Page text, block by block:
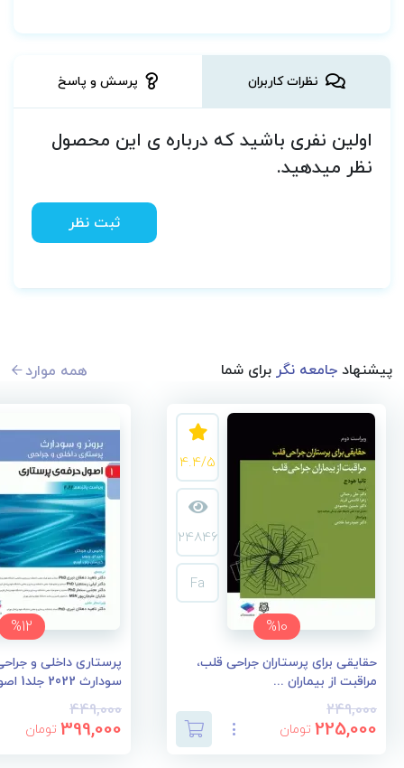
نظرات کاربران پرسش و پاسخ
اولین نفری باشید که درباره ی این محصول
نظر میدهید.
ثبت نظر
پیشنهادجامعه نگربرای شما همه موارد
%10
4.4/5
24846
Fa
حقایقی برای پرستاران جراحی قلب،
مراقبت از بیماران ...
249,000
225,000 تومان
%12
پرستاری داخلی و
سودارث 2022 جلد1 اصو...
449,000
399,000 تومان